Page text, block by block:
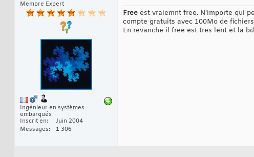
Membre Expert
Ingénieur en systèmes
embarqués
Inscrit en
Juin 2004
Messages
1 306
Free est vraiemnt free. N'importe qui
compte gratuits avec 100Mo de
En revanche il free est tres lent et la